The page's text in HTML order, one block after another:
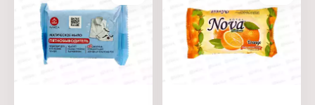
Серия: Classic
Тип товара:
Хозяйственное мыло
Количество: 2 шт
Вес: 2х125 г
Характеристики:
Бренд: Master FRESH
Тип товара:
Хозяйственное мыло
Назначение: для стирки